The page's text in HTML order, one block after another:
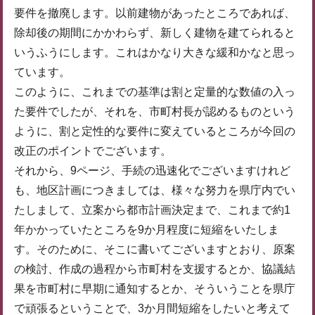
要件を撤廃します。以前建物があったところであれば、
除却後の期間にかかわらず、新しく建物を建てられると
いうふうにします。これはかなり大きな緩和かなと思っ
ています。
このように、これまでの基準は割と定量的な数値の入っ
た要件でしたが、それを、市町村長が認めるものという
ように、割と定性的な要件に変えているところが今回の
改正のポイントでございます。
それから、9ページ、手続の迅速化でございますけれど
も、地区計画につきましては、様々な努力を県庁内でい
たしまして、立案から都市計画決定まで、これまで約1
年かかっていたところを9か月程度に短縮をいたしま
す。そのために、そこに書いてございますとおり、原案
の検討、作成の過程から市町村を支援するとか、協議結
果を市町村に早期に通知するとか、そういうことを県庁
で頑張るということで、3か月間短縮をしたいと考えて